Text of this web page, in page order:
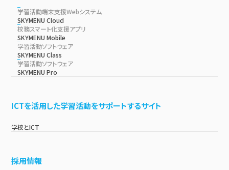
学習活動端末支援Webシステム
SKYMENU Cloud
校務スマート化支援アプリ
SKYMENU Mobile
学習活動ソフトウェア
SKYMENU Class
学習活動ソフトウェア
SKYMENU Pro
ICTを活用した学習活動をサポートするサイト
学校とICT
採用情報